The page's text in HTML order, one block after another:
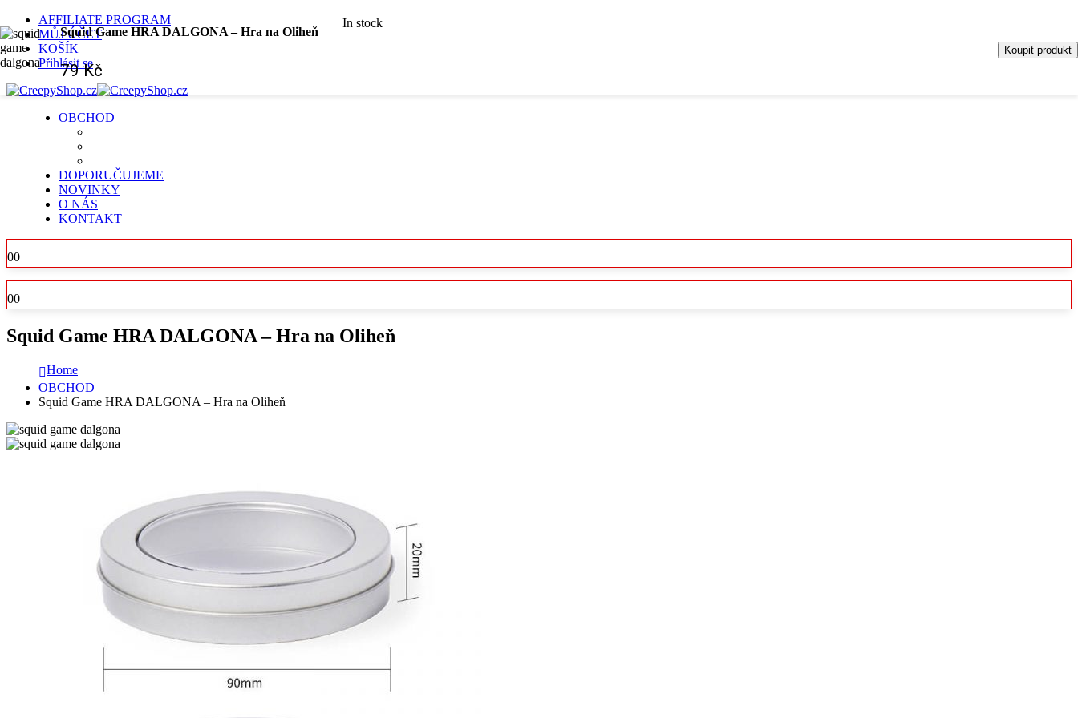
AFFILIATE PROGRAM
MŮJ ÚČET
KOŠÍK
Přihlásit se
OBCHOD
DOPORUČUJEME
NOVINKY
O NÁS
KONTAKT
00
00
Squid Game HRA DALGONA – Hra na Oliheň
Home
OBCHOD
Squid Game HRA DALGONA – Hra na Oliheň
Squid Game HRA DALGONA – Hra na Oliheň
79Kč
In stock
Koupit produkt